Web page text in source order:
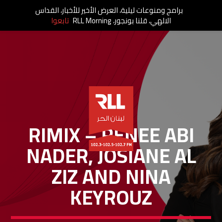
RIM..IX
RIMIX – RENEE ABI
NADER, JOSIANE AL
ZIZ AND NINA
KEYROUZ
برامج ومنوعات ليلية، العرض الأخير للأخبار، القداس
الالهي، قلنا بونجور، RLL Morning تابعوا